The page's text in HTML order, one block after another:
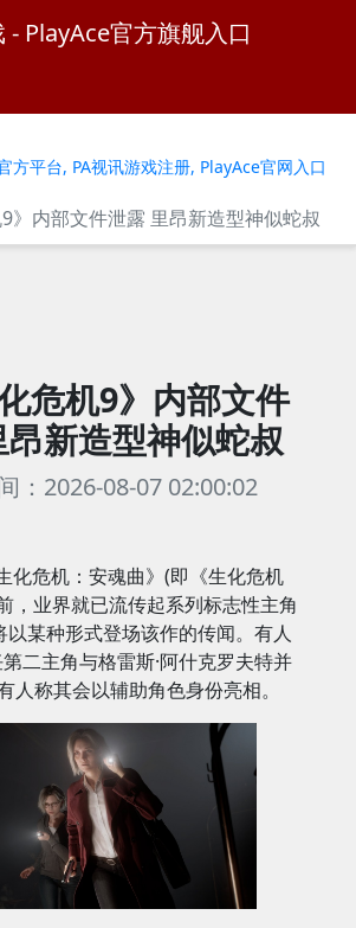
- PlayAce官方旗舰入口
方平台, PA视讯游戏注册, PlayAce官网入口
》内部文件泄露 里昂新造型神似蛇叔
危机9》内部文件
新造型神似蛇叔
：2026-08-07 02:00:02
化危机：安魂曲》(即《生化危机
，业界就已流传起系列标志性主角
以某种形式登场该作的传闻。有人
二主角与格雷斯·阿什克罗夫特并
人称其会以辅助角色身份亮相。